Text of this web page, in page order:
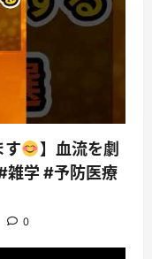
す
】血流を劇
学 #予防医療
0